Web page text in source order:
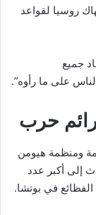
روسيا لقواعد
جميع
على ما رأوه”.
حرب
ومنظمة هيومن
إلى أكبر عدد
في بوتشا.